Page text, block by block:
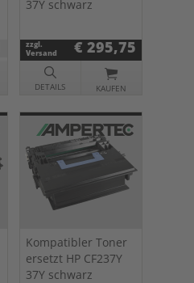
37Y schwarz
zzgl.
Versand
€ 295,75
DETAILS KAUFEN
Kompatibler Toner
ersetzt HP CF237Y
37Y schwarz